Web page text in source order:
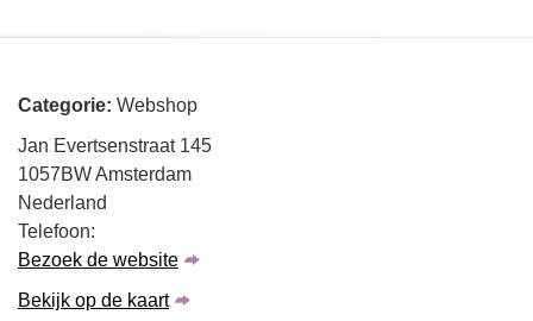
Categorie: Webshop
Jan Evertsenstraat 145
1057BW Amsterdam
Nederland
Telefoon:
Bezoek de website
Bekijk op de kaart